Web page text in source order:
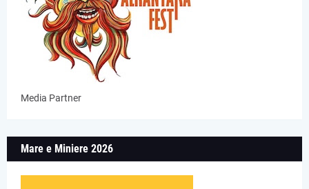
Media Partner
Mare e Miniere 2026